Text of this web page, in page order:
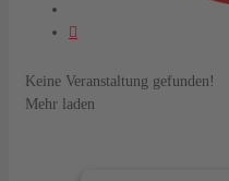
Keine Veranstaltung gefunden!
Mehr laden